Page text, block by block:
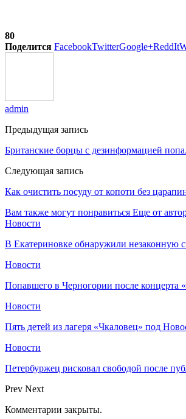
80
Поделится FacebookTwitterGoogle+ReddIt
admin
Предыдущая запись
Британские борцы с дезинформацией
Следующая запись
Как очистить посуду от копоти без
Вам также могут понравиться Еще от
Новости
В Екатериновке обнаружили незаконную
Новости
Попавшего в Черногории после
Новости
Пять детей из лагеря «Чкаловец» под
Новости
Петербуржец рисковал свободой после
Prev Next
Комментарии закрыты.